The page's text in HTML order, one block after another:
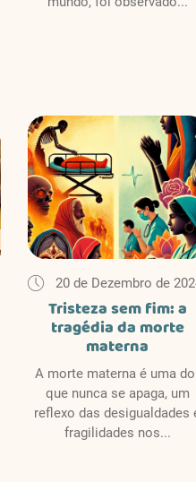
20 de Dezembro de
Tristeza sem fim: a
tragédia da morte
materna
A morte materna é uma
que nunca se apaga, um
reflexo das desigualdades
fragilidades nos...